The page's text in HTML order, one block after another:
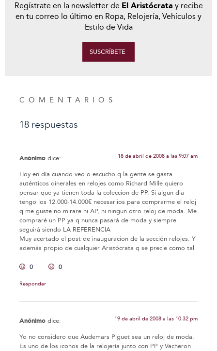
Regístrate en la newsletter de El Aristócrata y recibe
en tu correo lo último en Ropa, Relojería, Vehículos y
Estilo de Vida
SUSCRÍBETE
COMENTARIOS
18 respuestas
Anónimo dice: 18 de abril de 2008 a las 9:07 am
Hoy en día cuando veo o escucho q la gente se gasta
auténticos dinerales en relojes como Richard Mille quiero
pensar que ya tienen toda la coleccion de PP. Si algun dia
tengo los 12.000-14.000€ necesariios para comprarme el reloj
q me guste no mirare ni AP, ni ningun otro reloj de moda. Me
compraré un PP ya q nunca pasará de moda y siempre
seguirá siendo LA REFERENCIA
Muy acertado el post de inauguracion de la sección relojes. Y
además propio de cualquier Aristócrata q se precie como tal
0 0
Responder
Anónimo dice: 19 de abril de 2008 a las 10:32 pm
Yo no considero que Audemars Piguet sea un reloj de moda.
Es uno de los iconos de la relojería junto con PP y Vacheron